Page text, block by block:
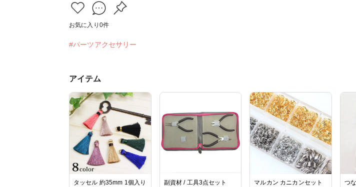
お気に入り 0件
#パーツアクセサリー
アイテム
タッセル 約35mm 1個入り
副資材 / 工具3点セット
マルカン カニカンセット
つ